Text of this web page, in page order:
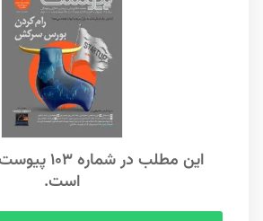
این مطلب در
است.